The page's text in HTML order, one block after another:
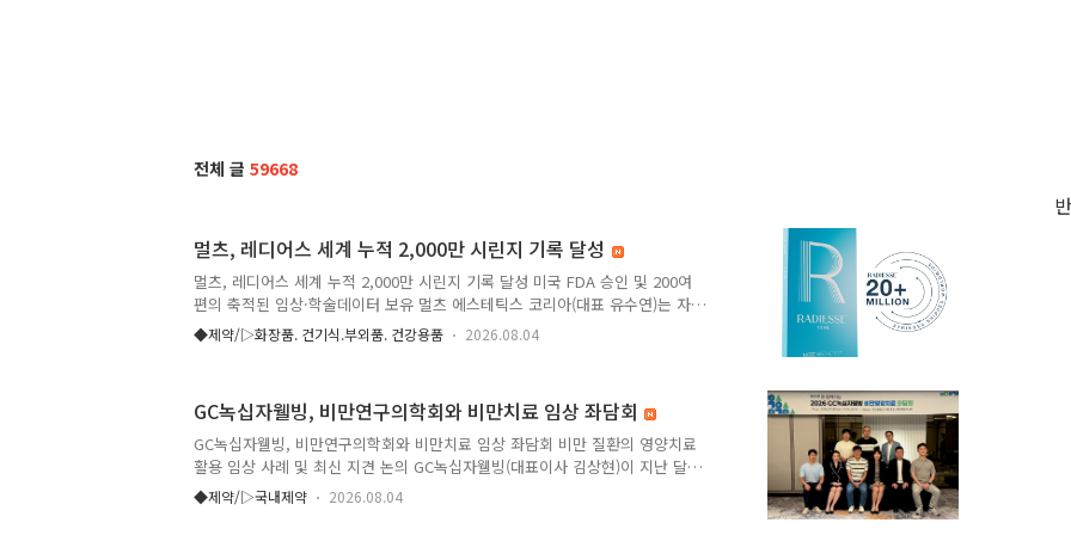
전체 글 59668
멀츠, 레디어스 세계 누적 2,000만 시린지 기록 달성
멀츠, 레디어스 세계 누적 2,000만 시린지 기록 달성 미국 FDA 승인 및 200여
편의 축적된 임상·학술데이터 보유 멀츠 에스테틱스 코리아(대표 유수연)는 자사
의 CaHA(칼슘 하이드록실아파타이트) 제제 ‘레디어스(Radiesse®)’의 전 세계
누적 사용량이 2,000만 시린지를 돌파했다고 밝혔다. 레디어스는 2004년 유럽
제품이다. 출시 이후 20년 이상 메디컬 에스테틱 시장에서 폭넓게 사용되어 왔으
며, 이를 바탕으로 200편에 달하는 축적된 임상 및 학술 데이터를 보유하고 있
다. 레디어스의 주성분인 CaHA는 입자 크기가 균일하..
◆제약/▷화장품. 건기식.부외품. 건강용품 2026.08.04
GC녹십자웰빙, 비만연구의학회와 비만치료 임상 좌담회
GC녹십자웰빙, 비만연구의학회와 비만치료 임상 좌담회 비만 질환의 영양치료
활용 임상 사례 및 최신 지견 논의 GC녹십자웰빙(대표이사 김상현)이 지난 달
25일 조선팰리스 서울호텔에서 ‘실제 비만 진료 현장에서 영양치료의 최적 활용
가이드: 임상 적용 경험’을 주제로 좌담회를 개최했다고 3일 밝혔다. 이번 행사
◆제약/▷국내제약 2026.08.04